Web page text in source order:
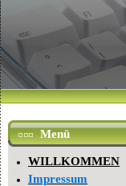
Menü
WILLKOMMEN
Impressum